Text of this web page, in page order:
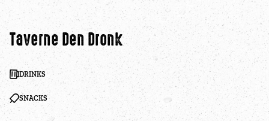
Taverne Den Dronk
DRINKS
SNACKS